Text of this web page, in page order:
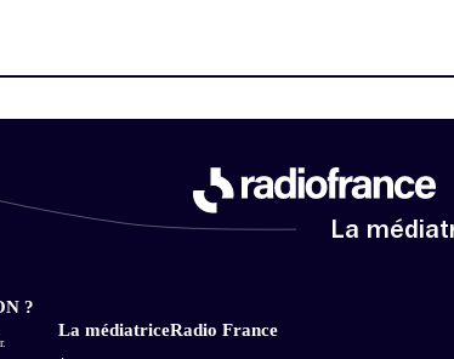
La
?
La médiatriceRadio France